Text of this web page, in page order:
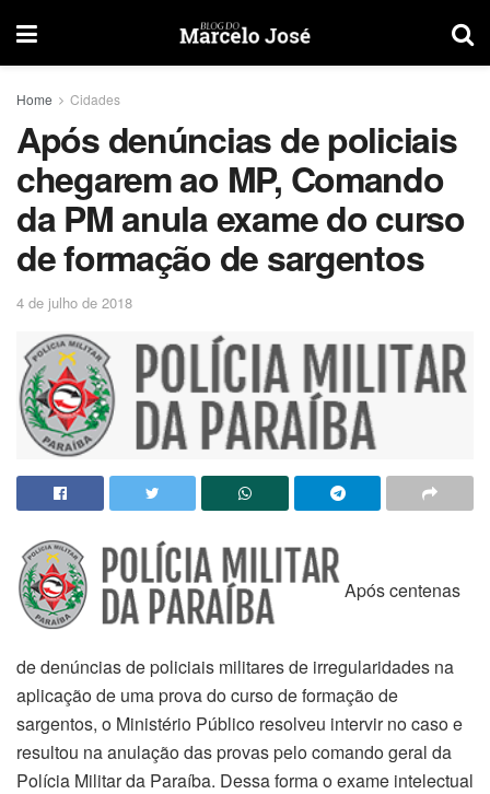
Home Cidades
Após denúncias de policiais
chegarem ao MP, Comando
da PM anula exame do curso
de formação de sargentos
4 de julho de 2018
Após centenas
de denúncias de policiais militares de irregularidades na
aplicação de uma prova do curso de formação de
sargentos, o Ministério Público resolveu intervir no caso e
resultou na anulação das provas pelo comando geral da
Polícia Militar da Paraíba. Dessa forma o exame intelectual